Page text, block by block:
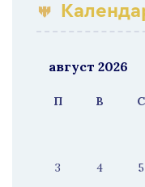
август 2026
П В С
3 4 5